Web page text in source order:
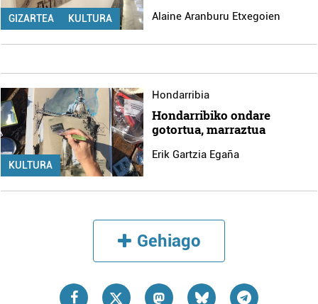
GIZARTEA KULTURA Alaine Aranburu Etxegoien
KULTURA
Hondarribia
Hondarribiko ondare
gotortua, marraztua
Erik Gartzia Egaña
Gehiago